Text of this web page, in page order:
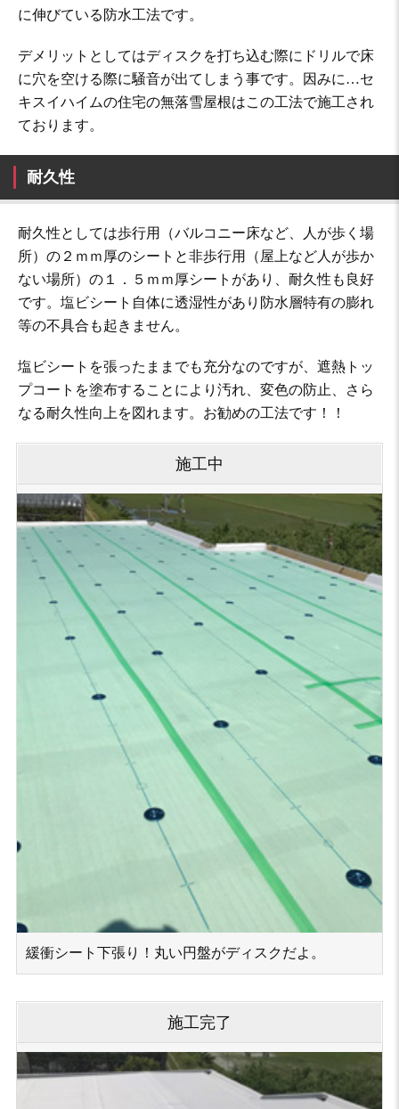
に伸びている防水工法です。
デメリットとしてはディスクを打ち込む際にドリルで床
に穴を空ける際に騒音が出てしまう事です。因みに…セ
キスイハイムの住宅の無落雪屋根はこの工法で施工され
ております。
耐久性
耐久性としては歩行用（バルコニー床など、人が歩く場
所）の２ｍｍ厚のシートと非歩行用（屋上など人が歩か
ない場所）の１．５ｍｍ厚シートがあり、耐久性も良好
です。塩ビシート自体に透湿性があり防水層特有の膨れ
等の不具合も起きません。
塩ビシートを張ったままでも充分なのですが、遮熱トッ
プコートを塗布することにより汚れ、変色の防止、さら
なる耐久性向上を図れます。お勧めの工法です！！
施工中
緩衝シート下張り！丸い円盤がディスクだよ。
施工完了